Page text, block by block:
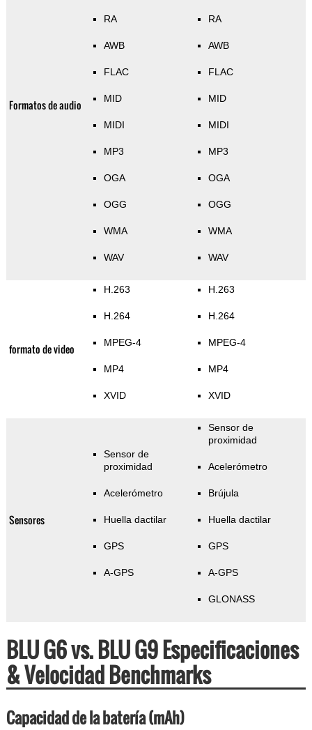
Formatos de audio
RA
AWB
FLAC
MID
MIDI
MP3
OGA
OGG
WMA
WAV
RA
AWB
FLAC
MID
MIDI
MP3
OGA
OGG
WMA
WAV
formato de video
H.263
H.264
MPEG-4
MP4
XVID
H.263
H.264
MPEG-4
MP4
XVID
Sensores
Sensor de
proximidad
Acelerómetro
Huella dactilar
GPS
A-GPS
Sensor de
proximidad
Acelerómetro
Brújula
Huella dactilar
GPS
A-GPS
GLONASS
BLU G6 vs. BLU G9 Especificaciones
& Velocidad Benchmarks
Capacidad de la batería (mAh)